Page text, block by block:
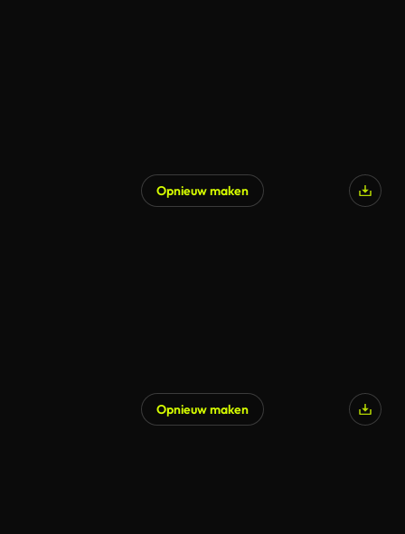
Opnieuw maken
Opnieuw maken